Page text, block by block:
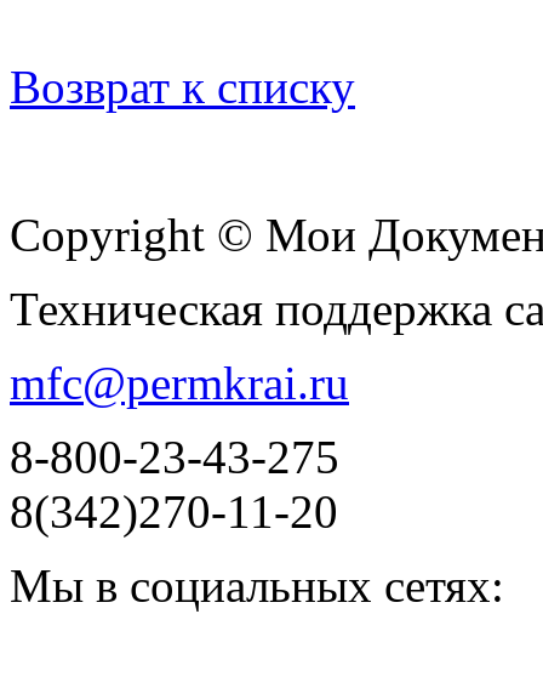
Возврат к списку
Copyright © Мои
Техническая поддержка
mfc@permkrai.ru
8-800-23-43-275
8(342)270-11-20
Мы в социальных сетях: